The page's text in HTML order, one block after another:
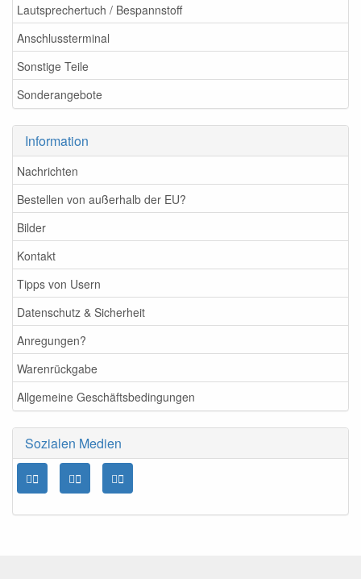
Lautsprechertuch / Bespannstoff
Anschlussterminal
Sonstige Teile
Sonderangebote
Information
Nachrichten
Bestellen von außerhalb der EU?
Bilder
Kontakt
Tipps von Usern
Datenschutz & Sicherheit
Anregungen?
Warenrückgabe
Allgemeine Geschäftsbedingungen
Sozialen Medien